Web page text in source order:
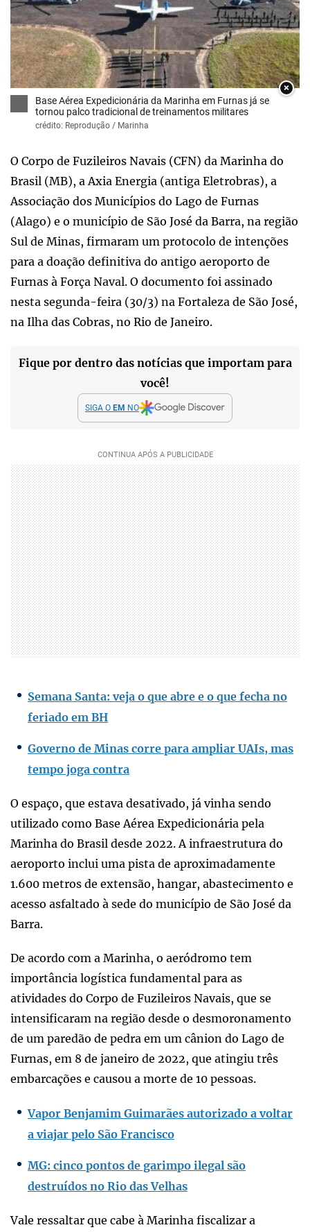
×
Base Aérea Expedicionária da Marinha em Furnas já se
tornou palco tradicional de treinamentos militares
crédito: Reprodução / Marinha
O Corpo de Fuzileiros Navais (CFN) da Marinha do
Brasil (MB), a Axia Energia (antiga Eletrobras), a
Associação dos Municípios do Lago de Furnas
(Alago) e o município de São José da Barra, na região
Sul de Minas, firmaram um protocolo de intenções
para a doação definitiva do antigo aeroporto de
Furnas à Força Naval. O documento foi assinado
nesta segunda-feira (30/3) na Fortaleza de São José,
na Ilha das Cobras, no Rio de Janeiro.
Fique por dentro das notícias que importam para
você!
SIGA O EM NO
Semana Santa: veja o que abre e o que fecha no
feriado em BH
Governo de Minas corre para ampliar UAIs, mas
tempo joga contra
O espaço, que estava desativado, já vinha sendo
utilizado como Base Aérea Expedicionária pela
Marinha do Brasil desde 2022. A infraestrutura do
aeroporto inclui uma pista de aproximadamente
1.600 metros de extensão, hangar, abastecimento e
acesso asfaltado à sede do município de São José da
Barra.
De acordo com a Marinha, o aeródromo tem
importância logística fundamental para as
atividades do Corpo de Fuzileiros Navais, que se
intensificaram na região desde o desmoronamento
de um paredão de pedra em um cânion do Lago de
Furnas, em 8 de janeiro de 2022, que atingiu três
embarcações e causou a morte de 10 pessoas.
Vapor Benjamim Guimarães autorizado a voltar
a viajar pelo São Francisco
MG: cinco pontos de garimpo ilegal são
destruídos no Rio das Velhas
Vale ressaltar que cabe à Marinha fiscalizar a